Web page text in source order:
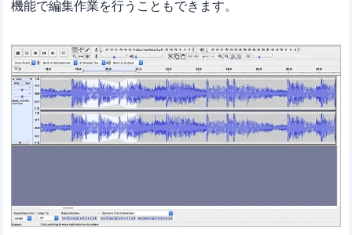
機能で編集作業を行うこともできます。